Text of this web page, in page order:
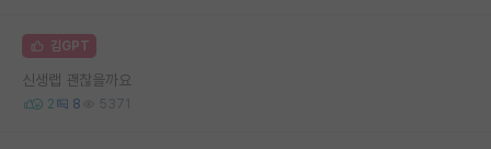
김GPT
신생랩 괜찮을까요
2 8 5371